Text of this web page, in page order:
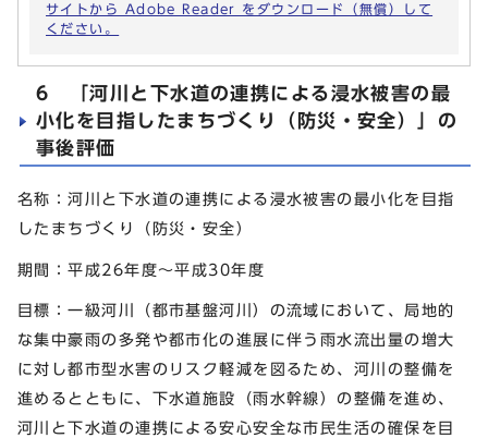
サイトから Adobe Reader をダウンロード（無償）して
ください。
6 「河川と下水道の連携による浸水被害の最
小化を目指したまちづくり（防災・安全）」の
事後評価
名称：河川と下水道の連携による浸水被害の最小化を目指
したまちづくり（防災・安全）
期間：平成26年度～平成30年度
目標：一級河川（都市基盤河川）の流域において、局地的
な集中豪雨の多発や都市化の進展に伴う雨水流出量の増大
に対し都市型水害のリスク軽減を図るため、河川の整備を
進めるとともに、下水道施設（雨水幹線）の整備を進め、
河川と下水道の連携による安心安全な市民生活の確保を目